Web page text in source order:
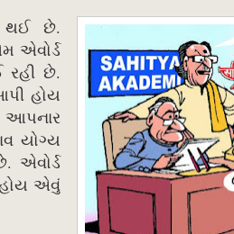
થઈ છે.
એવોર્ડ
રહી છે.
હોય
આપનાર
યોગ્ય
એવોર્ડ
હોય એવું